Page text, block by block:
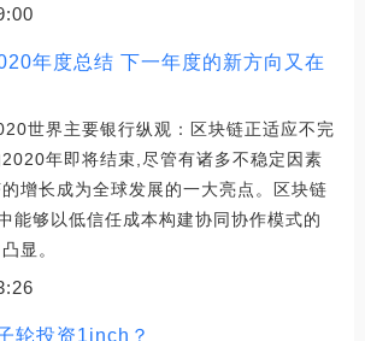
年度总结 下一年度的新方向又在
世界主要银行纵观：区块链正适应不完
年即将结束,尽管有诸多不稳定因素
增长成为全球发展的一大亮点。区块链
能够以低信任成本构建协同协作模式的
显。
轮投资1inch？